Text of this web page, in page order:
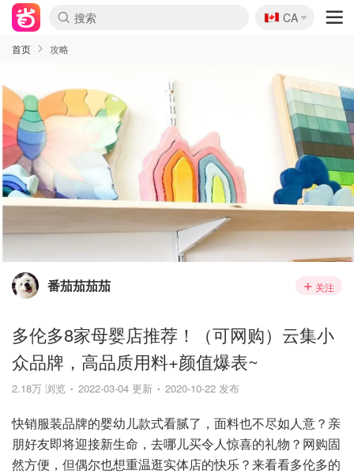
🇨🇦
CA
首页 攻略
番茄茄茄茄 关注
多伦多8家母婴店推荐！（可网购）云集小
众品牌，高品质用料+颜值爆表~
2.18万 浏览 2022-03-04 更新 2020-10-22 发布
快销服装品牌的婴幼儿款式看腻了，面料也不尽如人意？亲
朋好友即将迎接新生命，去哪儿买令人惊喜的礼物？网购固
然方便，但偶尔也想重温逛实体店的快乐？来看看多伦多的